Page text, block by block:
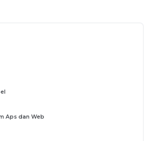
yang cenderung besar, serta
manfaat dari teknologi digital ini,
industri. Pelatihan ini membantu
ini serta terdapat pula praktik
Aps dan Web